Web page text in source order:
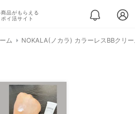
品がもらえる
イ活サイト
ム NOKALA(ノカラ) カラーレスBBクリ